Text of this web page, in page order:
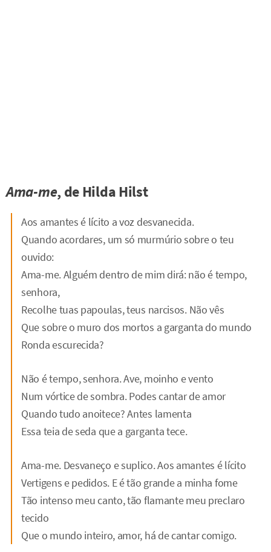
Ama-me, de Hilda Hilst
Aos amantes é lícito a voz desvanecida.
Quando acordares, um só murmúrio sobre o teu
ouvido:
Ama-me. Alguém dentro de mim dirá: não é tempo,
senhora,
Recolhe tuas papoulas, teus narcisos. Não vês
Que sobre o muro dos mortos a garganta do mundo
Ronda escurecida?
Não é tempo, senhora. Ave, moinho e vento
Num vórtice de sombra. Podes cantar de amor
Quando tudo anoitece? Antes lamenta
Essa teia de seda que a garganta tece.
Ama-me. Desvaneço e suplico. Aos amantes é lícito
Vertigens e pedidos. E é tão grande a minha fome
Tão intenso meu canto, tão flamante meu preclaro
tecido
Que o mundo inteiro, amor, há de cantar comigo.